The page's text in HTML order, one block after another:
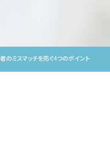
のミスマッチを防ぐ4つのポイント